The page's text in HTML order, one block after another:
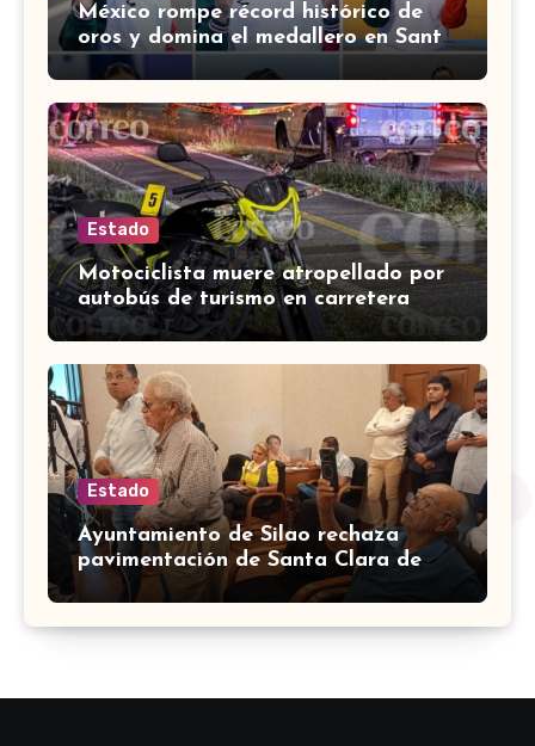
México rompe récord histórico de
oros y domina el medallero en Santo
Domingo 2026
Estado
Motociclista muere atropellado por
autobús de turismo en carretera
León-San Francisco del Rincón
Estado
Ayuntamiento de Silao rechaza
pavimentación de Santa Clara de
Marines